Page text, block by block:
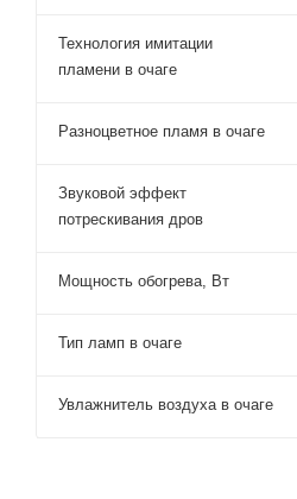
Технология имитации
пламени в очаге
Разноцветное пламя в очаге
Звуковой эффект
потрескивания дров
Мощность обогрева, Вт
Тип ламп в очаге
Увлажнитель воздуха в очаге